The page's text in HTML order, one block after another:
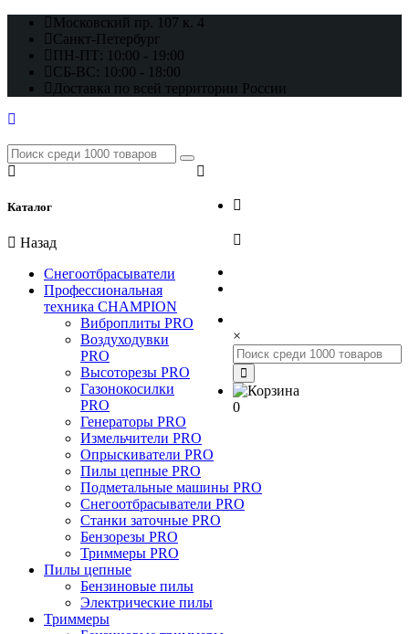
Московский пр. 107 к. 4
Санкт-Петербург
ПН-ПТ: 10:00 - 19:00
СБ-ВС: 10:00 - 18:00
Доставка по всей территории России
×
0
Каталог
Назад
Снегоотбрасыватели
Профессиональная
техника CHAMPION
Виброплиты PRO
Воздуходувки
PRO
Высоторезы PRO
Газонокосилки
PRO
Генераторы PRO
Измельчители PRO
Опрыскиватели PRO
Пилы цепные PRO
Подметальные машины PRO
Снегоотбрасыватели PRO
Станки заточные PRO
Бензорезы PRO
Триммеры PRO
Пилы цепные
Бензиновые пилы
Электрические пилы
Триммеры